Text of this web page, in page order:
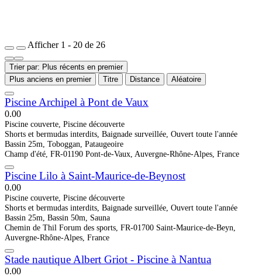
Afficher 1 - 20 de 26
Trier par: Plus récents en premier
Plus anciens en premier
Titre Distance Aléatoire
Piscine Archipel à Pont de Vaux
0.00
Piscine couverte, Piscine découverte
Shorts et bermudas interdits, Baignade surveillée, Ouvert toute l'année
Bassin 25m, Toboggan, Pataugeoire
Champ d'été, FR-01190 Pont-de-Vaux, Auvergne-Rhône-Alpes, France
Piscine Lilo à Saint-Maurice-de-Beynost
0.00
Piscine couverte, Piscine découverte
Shorts et bermudas interdits, Baignade surveillée, Ouvert toute l'année
Bassin 25m, Bassin 50m, Sauna
Chemin de Thil Forum des sports, FR-01700 Saint-Maurice-de-Beyn,
Auvergne-Rhône-Alpes, France
Stade nautique Albert Griot - Piscine à Nantua
0.00